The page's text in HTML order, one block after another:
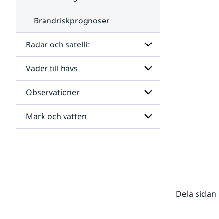
Brandriskprognoser
Radar och satellit
Undersidor
för
Radar
och
satellit
Väder till havs
Undersidor
för
Väder
till
havs
Observationer
Undersidor
för
Mark och vatten
Dela sidan